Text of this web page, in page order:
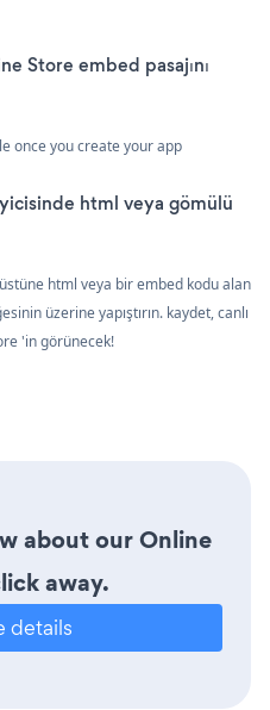
Store embed pasajını
once you create your app
html veya gömülü
html veya bir embed kodu alan
üzerine yapıştırın. kaydet, canlı
'in görünecek!
about our Online
away.
details